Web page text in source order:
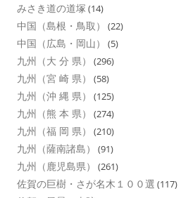
みさき道の道塚 (14)
中国（島根・鳥取） (22)
中国（広島・岡山） (5)
九州（大 分 県） (296)
九州（宮 崎 県） (58)
九州（沖 縄 県） (125)
九州（熊 本 県） (274)
九州（福 岡 県） (210)
九州（薩南諸島） (91)
九州（鹿児島県） (261)
佐賀の巨樹・さが名木１００選 (117)